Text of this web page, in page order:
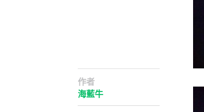
作者
海藍牛